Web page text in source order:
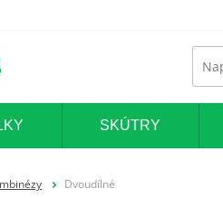
SKÚTRY
Dvoudílné